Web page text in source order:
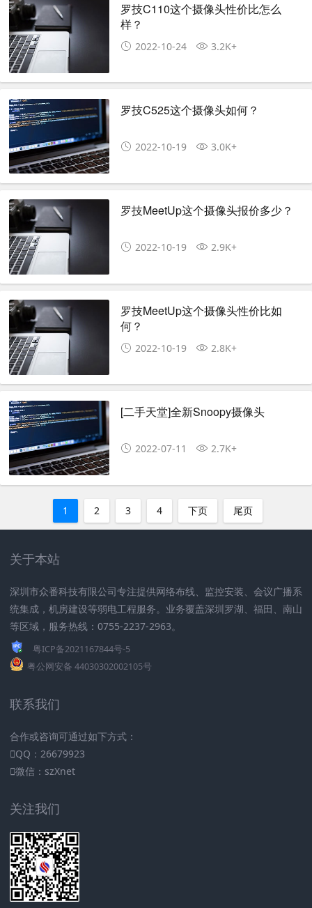
罗技C110这个摄像头性价比怎么
样？
2022-10-24 3.2K+
罗技C525这个摄像头如何？
2022-10-19 3.0K+
罗技MeetUp这个摄像头报价多少？
2022-10-19 2.9K+
罗技MeetUp这个摄像头性价比如
何？
2022-10-19 2.8K+
[二手天堂]全新Snoopy摄像头
2022-07-11 2.7K+
1 2 3 4 下页 尾页
关于本站
深圳市众番科技有限公司专注提供网络布线、监控安装、会议广播系
统集成，机房建设等弱电工程服务。业务覆盖深圳罗湖、福田、南山
等区域，服务热线：0755-2237-2963。
粤ICP备2021167844号-5
粤公网安备 44030302002105号
联系我们
合作或咨询可通过如下方式：
QQ：26679923
微信：szXnet
关注我们